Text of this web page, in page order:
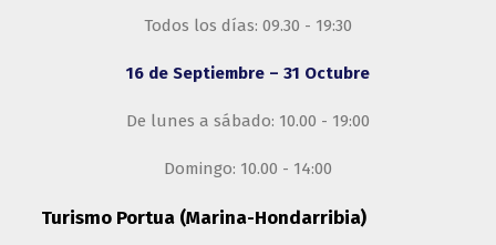
Todos los días: 09.30 - 19:30
16 de Septiembre – 31 Octubre
De lunes a sábado: 10.00 - 19:00
Domingo: 10.00 - 14:00
Turismo Portua (Marina-Hondarribia)